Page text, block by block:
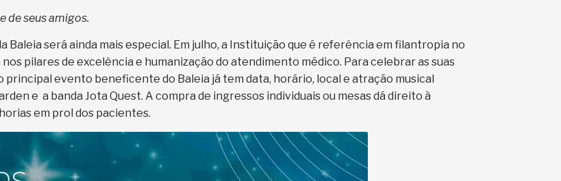
de seus amigos.
Baleia será ainda mais especial. Em julho, a Instituição que é referência em filantropia no
pilares de excelência e humanização do atendimento médico. Para celebrar as suas
principal evento beneficente do Baleia já tem data, horário, local e atração musical
e a banda Jota Quest. A compra de ingressos individuais ou mesas dá direito à
em prol dos pacientes.